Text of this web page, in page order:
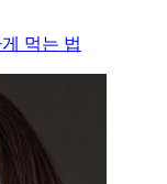
먹는 법